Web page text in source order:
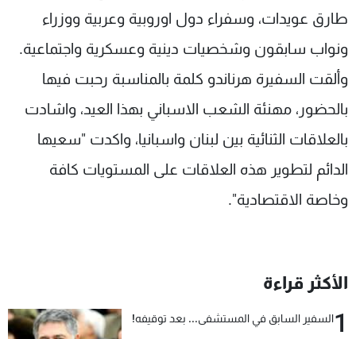
طارق عويدات، وسفراء دول اوروبية وعربية ووزراء
ونواب سابقون وشخصيات دينية وعسكرية واجتماعية.
وألقت السفيرة هرناندو كلمة بالمناسبة رحبت فيها
بالحضور، مهنئة الشعب الاسباني بهذا العيد، واشادت
بالعلاقات الثنائية بين لبنان واسبانيا، واكدت "سعيها
الدائم لتطوير هذه العلاقات على المستويات كافة
وخاصة الاقتصادية".
الأكثر قراءة
1السفير السابق في المستشفى... بعد توقيفه!